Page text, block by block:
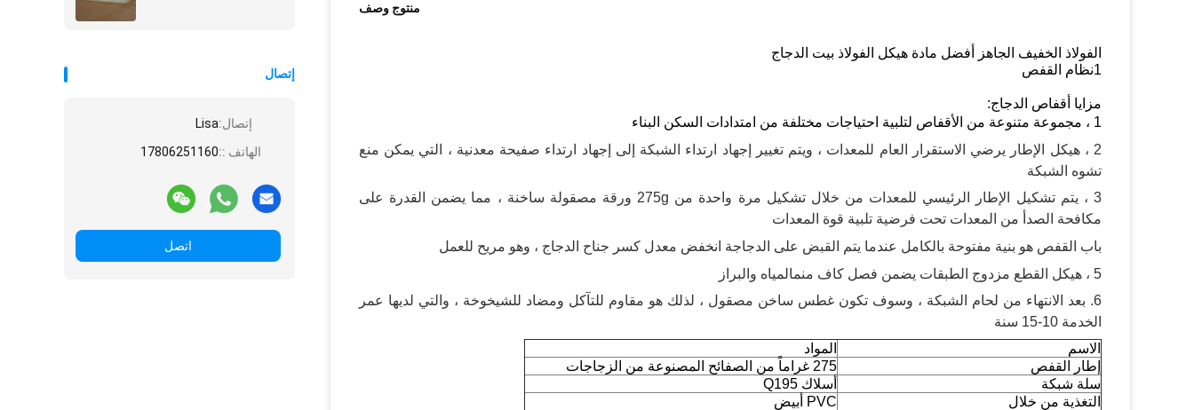
إتصال
إتصال:Lisa
الهاتف ::17806251160
اتصل
منتوج وصف
الفولاذ الخفيف الجاهز أفضل مادة هيكل الفولاذ بيت الدجاج
1نظام القفص
مزايا أقفاص الدجاج:
1 ، مجموعة متنوعة من الأقفاص لتلبية احتياجات مختلفة من امتدادات السكن
البناء
2 ، هيكل الإطار يرضي الاستقرار العام للمعدات ،
ويتم تغيير إجهاد ارتداء الشبكة إلى إجهاد ارتداء صفيحة معدنية ، التي يمكن منع
تشوه الشبكة
3 ، يتم تشكيل الإطار الرئيسي للمعدات من خلال تشكيل مرة واحدة من 275g ورقة مصقولة ساخنة ، مما يضمن القدرة على
مكافحة الصدأ من المعدات تحت فرضية تلبية قوة المعدات
باب القفص هو بنية مفتوحة بالكامل عندما يتم القبض على الدجاجة انخفض معدل كسر جناح الدجاج ، وهو مريح للعمل
5 ، هيكل القطع مزدوج الطبقات يضمن فصل كاف من
مالمياه والبراز
6. بعد الانتهاء من لحام الشبكة ، وسوف تكون غطس ساخن
مصقول ، لذلك هو مقاوم للتآكل ومضاد للشيخوخة ، والتي لديها عمر
الخدمة 10-15 سنة
الاسم
المواد
إطار القفص
275 غراماً من الصفائح المصنوعة من الزجاجات
سلة شبكة
أسلاك Q195
التغذية من خلال
PVC أبيض